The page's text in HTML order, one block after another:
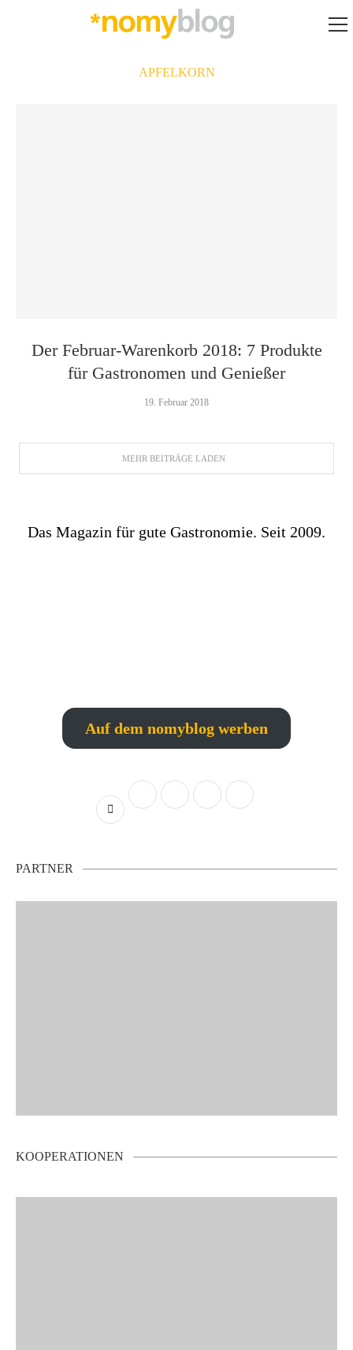
APFELKORN
Der Februar-Warenkorb 2018: 7 Produkte
für Gastronomen und Genießer
19. Februar 2018
MEHR BEITRÄGE LADEN
Das Magazin für gute Gastronomie. Seit 2009.
Auf dem nomyblog werben
PARTNER
KOOPERATIONEN